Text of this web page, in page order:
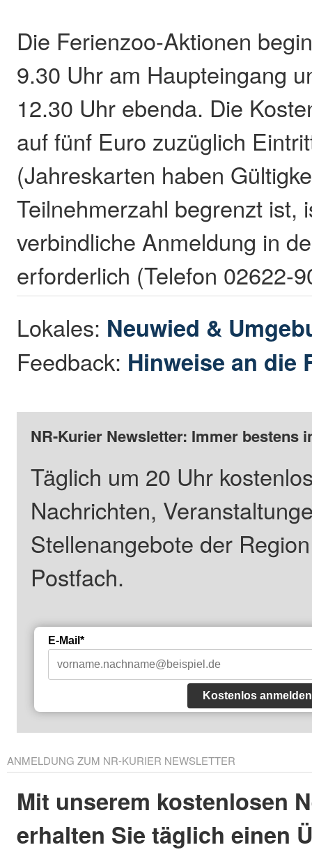
Die Ferienzoo-Aktionen
9.30 Uhr am Haupteingang
12.30 Uhr ebenda. Die
auf fünf Euro zuzüglich
(Jahreskarten haben
Teilnehmerzahl begrenzt ist,
verbindliche Anmeldung in
erforderlich (Telefon 02622-
Lokales: Neuwied &
Feedback: Hinweise an die
NR-Kurier Newsletter: Immer bestens
Täglich um 20 Uhr
Nachrichten,
Stellenangebote der
Postfach.
E-Mail*
Kostenlos anmelden
ANMELDUNG ZUM NR-KURIER NEWSLETTER
Mit unserem kostenlosen
erhalten Sie täglich einen